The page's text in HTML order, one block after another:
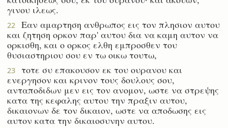
γινου ιλεως.
22
Εαν αμαρτηση ανθρωπος εις τον πλησιον αυτου
και ζητηση ορκον παρ' αυτου δια να καμη αυτον να
ορκισθη, και ο ορκος ελθη εμπροσθεν του
θυσιαστηριου σου εν τω οικω τουτω,
23
τοτε συ επακουσον εκ του ουρανου και
ενεργησον και κρινον τους δουλους σου,
ανταποδιδων μεν εις τον ανομον, ωστε να στρεψης
κατα της κεφαλης αυτου την πραξιν αυτου,
δικαιονων δε τον δικαιον, ωστε να αποδωσης εις
αυτον κατα την δικαιοσυνην αυτου.